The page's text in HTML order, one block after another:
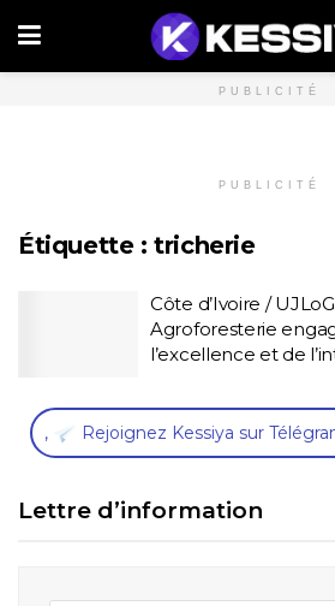
PUBLICITÉ
PUBLICITÉ
Étiquette :tricherie
Côte d’Ivoire / UJLoG
Agroforesterie
l’excellence et de
, Rejoignez Kessiya sur
Lettre d’information